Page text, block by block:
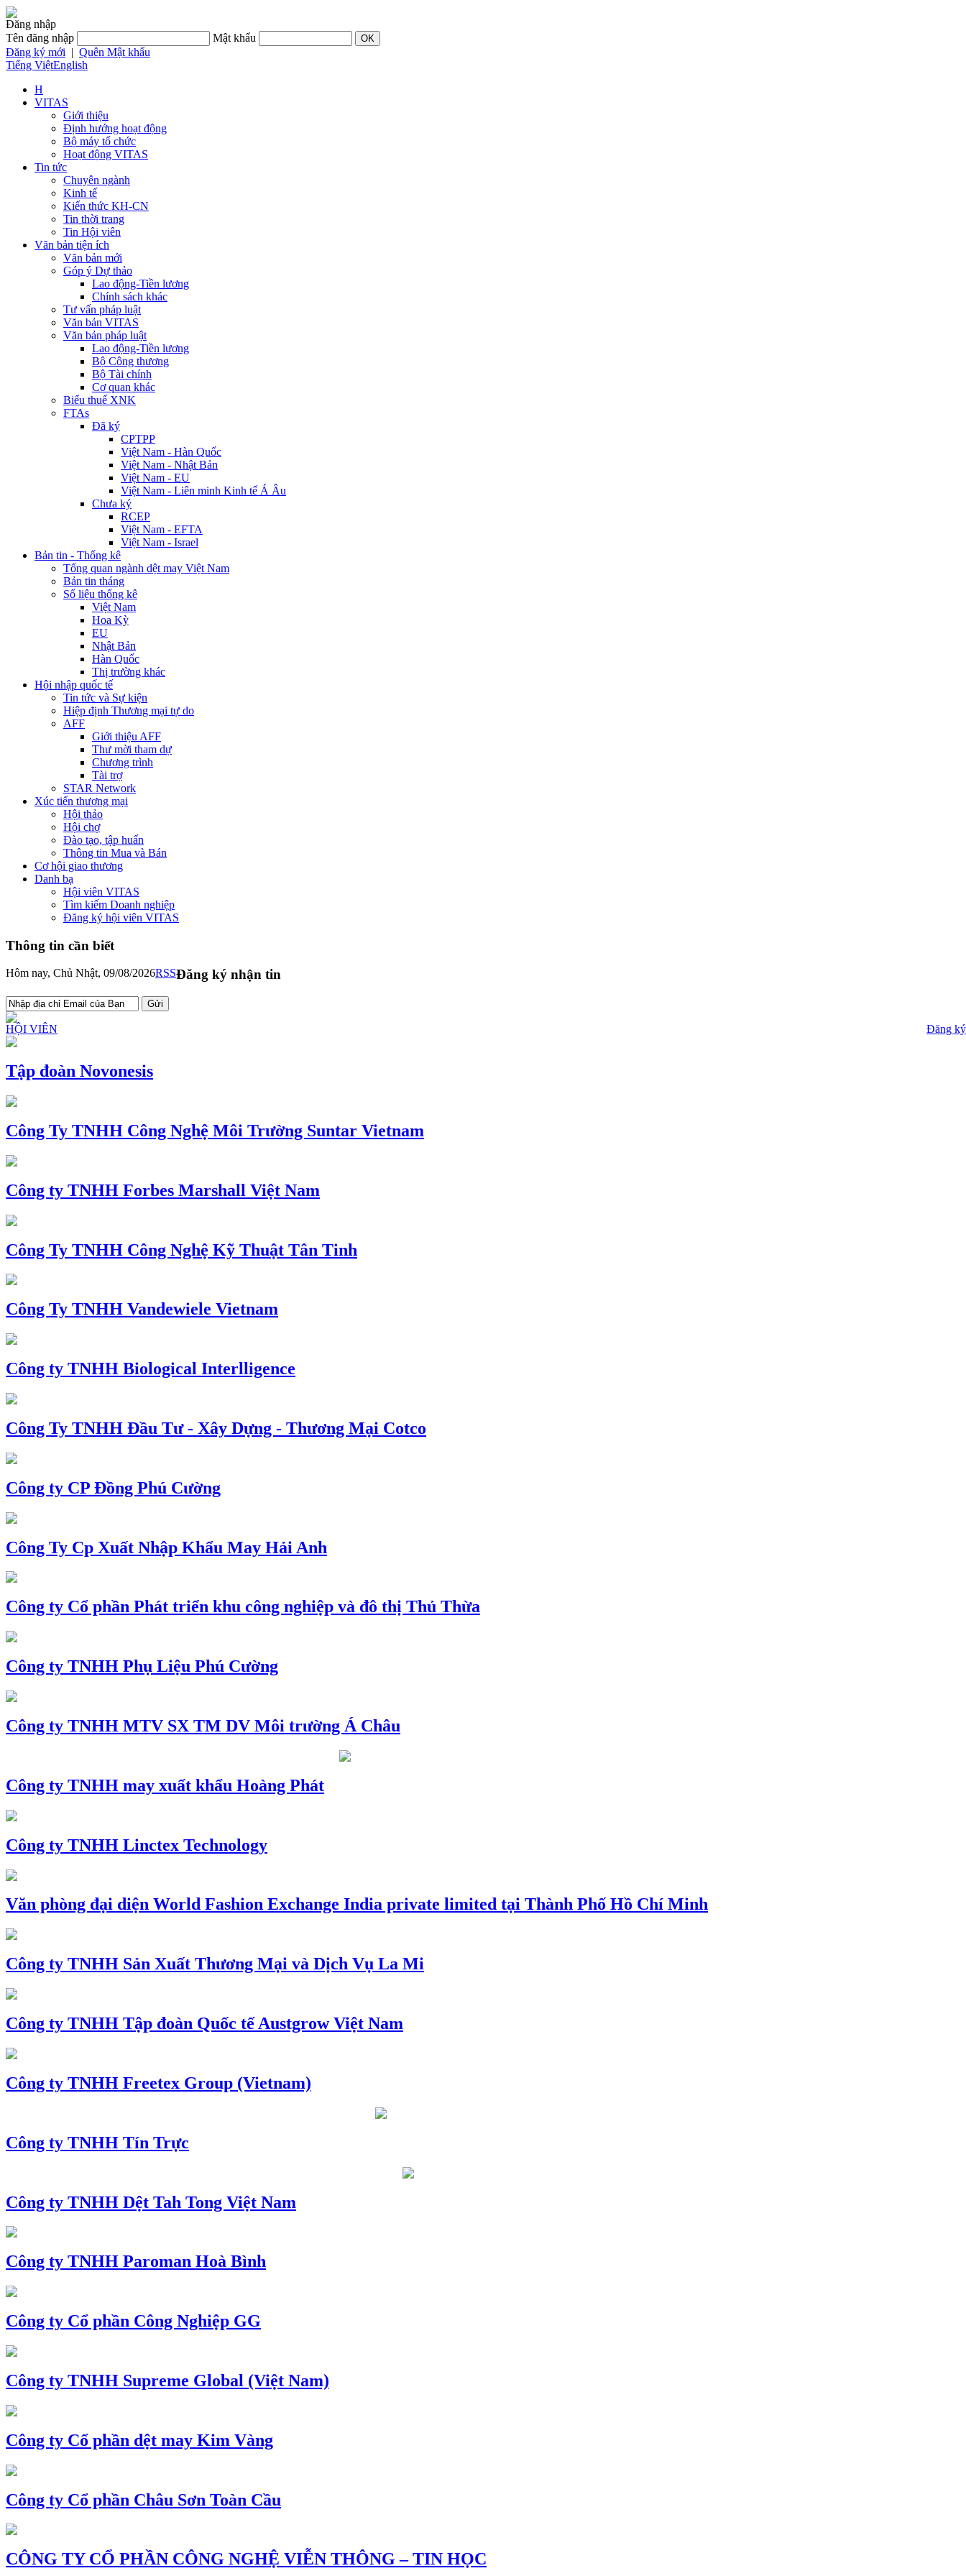
Đăng nhập
Tên đăng nhập
Mật khẩu
Đăng ký mới | Quên Mật khẩu
Tiếng ViệtEnglish
H
VITAS
Giới thiệu
Định hướng hoạt động
Bộ máy tổ chức
Hoạt động VITAS
Tin tức
Chuyên ngành
Kinh tế
Kiến thức KH-CN
Tin thời trang
Tin Hội viên
Văn bản tiện ích
Văn bản mới
Góp ý Dự thảo
Lao động-Tiền lương
Chính sách khác
Tư vấn pháp luật
Văn bản VITAS
Văn bản pháp luật
Lao động-Tiền lương
Bộ Công thương
Bộ Tài chính
Cơ quan khác
Biểu thuế XNK
FTAs
Đã ký
CPTPP
Việt Nam - Hàn Quốc
Việt Nam - Nhật Bản
Việt Nam - EU
Việt Nam - Liên minh Kinh tế Á Âu
Chưa ký
RCEP
Việt Nam - EFTA
Việt Nam - Israel
Bản tin - Thống kê
Tổng quan ngành dệt may Việt Nam
Bản tin tháng
Số liệu thống kê
Việt Nam
Hoa Kỳ
EU
Nhật Bản
Hàn Quốc
Thị trường khác
Hội nhập quốc tế
Tin tức và Sự kiện
Hiệp định Thương mại tự do
AFF
Giới thiệu AFF
Thư mời tham dự
Chương trình
Tài trợ
STAR Network
Xúc tiến thương mại
Hội thảo
Hội chợ
Đào tạo, tập huấn
Thông tin Mua và Bán
Cơ hội giao thương
Danh bạ
Hội viên VITAS
Tìm kiếm Doanh nghiệp
Đăng ký hội viên VITAS
Thông tin cần biết
Hôm nay, Chủ Nhật, 09/08/2026RSSĐăng ký nhận tin
HỘI VIÊN Đăng ký
Tập đoàn Novonesis
Công Ty TNHH Công Nghệ Môi Trường Suntar Vietnam
Công ty TNHH Forbes Marshall Việt Nam
Công Ty TNHH Công Nghệ Kỹ Thuật Tân Tinh
Công Ty TNHH Vandewiele Vietnam
Công ty TNHH Biological Interlligence
Công Ty TNHH Đầu Tư - Xây Dựng - Thương Mại Cotco
Công ty CP Đồng Phú Cường
Công Ty Cp Xuất Nhập Khẩu May Hải Anh
Công ty Cổ phần Phát triển khu công nghiệp và đô thị Thủ Thừa
Công ty TNHH Phụ Liệu Phú Cường
Công ty TNHH MTV SX TM DV Môi trường Á Châu
Công ty TNHH may xuất khẩu Hoàng Phát
Công ty TNHH Linctex Technology
Văn phòng đại diện World Fashion Exchange India private limited tại Thành Phố Hồ Chí Minh
Công ty TNHH Sản Xuất Thương Mại và Dịch Vụ La Mi
Công ty TNHH Tập đoàn Quốc tế Austgrow Việt Nam
Công ty TNHH Freetex Group (Vietnam)
Công ty TNHH Tín Trực
Công ty TNHH Dệt Tah Tong Việt Nam
Công ty TNHH Paroman Hoà Bình
Công ty Cổ phần Công Nghiệp GG
Công ty TNHH Supreme Global (Việt Nam)
Công ty Cổ phần dệt may Kim Vàng
Công ty Cổ phần Châu Sơn Toàn Cầu
CÔNG TY CỔ PHẦN CÔNG NGHỆ VIỄN THÔNG – TIN HỌC